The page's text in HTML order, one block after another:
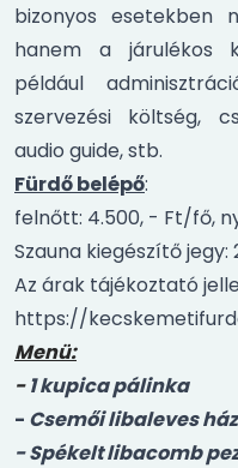
bizonyos esetekben
hanem a járulékos
például
szervezési költség,
audio guide, stb.
Fürdő belépő:
felnőtt: 4.500, - Ft/fő,
Szauna kiegészítő
Az árak tájékoztató
https://
Menü:
-1 kupica pálinka
- Csemői libaleves
- Spékelt libacomb